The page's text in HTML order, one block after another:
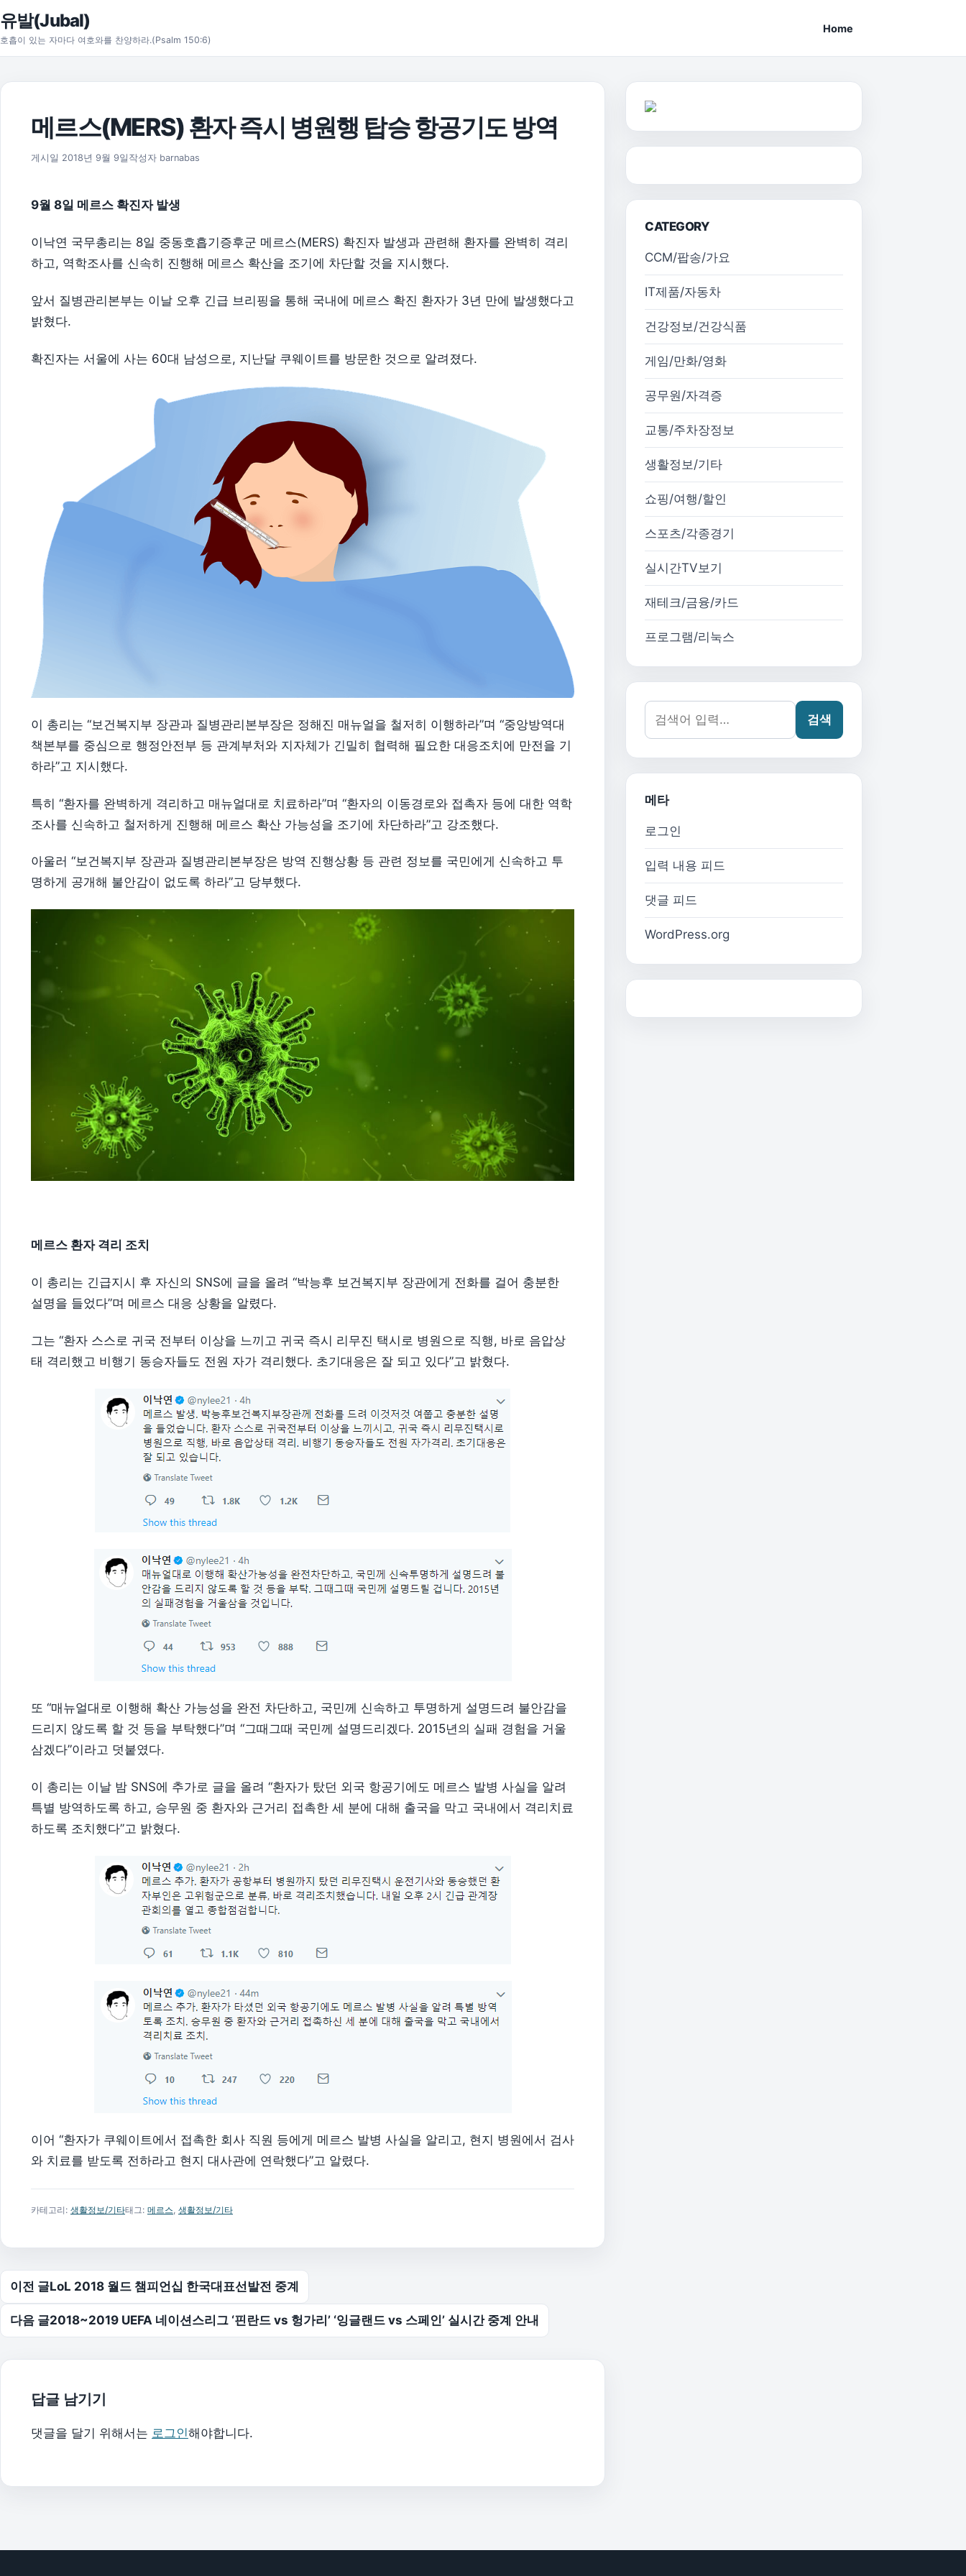
본문으로 건너뛰기
유발(Jubal)
호흡이 있는 자마다 여호와를 찬양하라.(Psalm 150:6)
Home
메르스(MERS) 환자 즉시 병원행 탑승 항공기도 방역
게시일 2018년 9월 9일 2018년 9월 9일
작성자 barnabas
9월 8일 메르스 확진자 발생
이낙연 국무총리는 8일 중동호흡기증후군 메르스(MERS) 확진자 발생과 관련해 환자를 완벽히 격리
하고, 역학조사를 신속히 진행해 메르스 확산을 조기에 차단할 것을 지시했다.
앞서 질병관리본부는 이날 오후 긴급 브리핑을 통해 국내에 메르스 확진 환자가 3년 만에 발생했다고
밝혔다.
확진자는 서울에 사는 60대 남성으로, 지난달 쿠웨이트를 방문한 것으로 알려졌다.
이 총리는 “보건복지부 장관과 질병관리본부장은 정해진 매뉴얼을 철저히 이행하라”며 “중앙방역대
책본부를 중심으로 행정안전부 등 관계부처와 지자체가 긴밀히 협력해 필요한 대응조치에 만전을 기
하라”고 지시했다.
특히 “환자를 완벽하게 격리하고 매뉴얼대로 치료하라”며 “환자의 이동경로와 접촉자 등에 대한 역학
조사를 신속하고 철저하게 진행해 메르스 확산 가능성을 조기에 차단하라”고 강조했다.
아울러 “보건복지부 장관과 질병관리본부장은 방역 진행상황 등 관련 정보를 국민에게 신속하고 투
명하게 공개해 불안감이 없도록 하라”고 당부했다.
메르스 환자 격리 조치
이 총리는 긴급지시 후 자신의 SNS에 글을 올려 “박능후 보건복지부 장관에게 전화를 걸어 충분한
설명을 들었다”며 메르스 대응 상황을 알렸다.
그는 “환자 스스로 귀국 전부터 이상을 느끼고 귀국 즉시 리무진 택시로 병원으로 직행, 바로 음압상
태 격리했고 비행기 동승자들도 전원 자가 격리했다. 초기대응은 잘 되고 있다”고 밝혔다.
또 “매뉴얼대로 이행해 확산 가능성을 완전 차단하고, 국민께 신속하고 투명하게 설명드려 불안감을
드리지 않도록 할 것 등을 부탁했다”며 “그때그때 국민께 설명드리겠다. 2015년의 실패 경험을 거울
삼겠다”이라고 덧붙였다.
이 총리는 이날 밤 SNS에 추가로 글을 올려 “환자가 탔던 외국 항공기에도 메르스 발병 사실을 알려
특별 방역하도록 하고, 승무원 중 환자와 근거리 접촉한 세 분에 대해 출국을 막고 국내에서 격리치료
하도록 조치했다”고 밝혔다.
이어 “환자가 쿠웨이트에서 접촉한 회사 직원 등에게 메르스 발병 사실을 알리고, 현지 병원에서 검사
와 치료를 받도록 전하라고 현지 대사관에 연락했다”고 알렸다.
카테고리: 생활정보/기타태그: 메르스 생활정보/기타
글 탐색
이전 글LoL 2018 월드 챔피언십 한국대표선발전 중계
다음 글2018~2019 UEFA 네이션스리그 ‘핀란드 vs 헝가리’ ‘잉글랜드 vs 스페인’ 실시간 중계 안내
답글 남기기
댓글을 달기 위해서는 로그인해야합니다.
CATEGORY
CCM/팝송/가요
IT제품/자동차
건강정보/건강식품
게임/만화/영화
공무원/자격증
교통/주차장정보
생활정보/기타
쇼핑/여행/할인
스포츠/각종경기
실시간TV보기
재테크/금융/카드
프로그램/리눅스
검색어:
검색
메타
로그인
입력 내용 피드
댓글 피드
WordPress.org